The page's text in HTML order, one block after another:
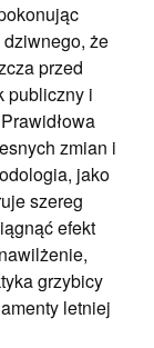
że
przed
publiczny i
zmian i
jako
szereg
efekt
grzybicy
letniej